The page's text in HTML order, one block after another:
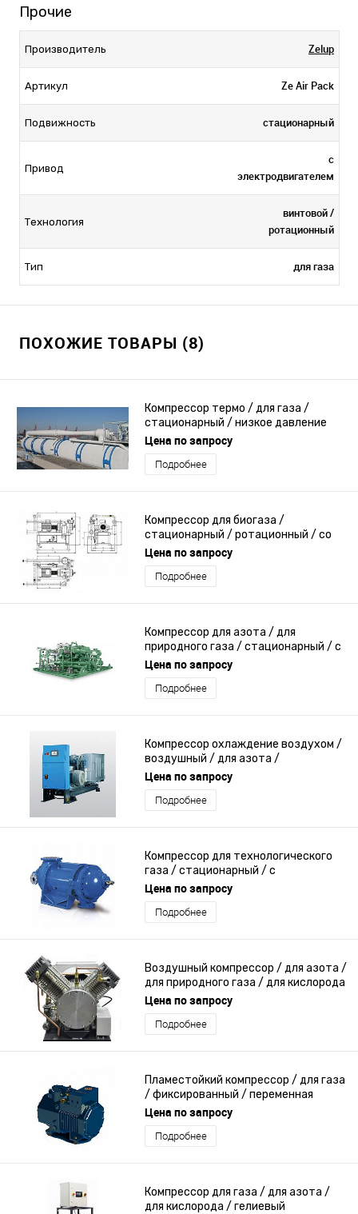
Прочие
Производитель Zelup
Артикул Ze Air Pack
Подвижность стационарный
Привод
с
электродвигателем
Технология
винтовой /
ротационный
Тип для газа
ПОХОЖИЕ ТОВАРЫ (8)
Компрессор термо / для газа /
стационарный / низкое давление
Цена по запросу
Подробнее
Компрессор для биогаза /
стационарный / ротационный / со
смазкой
Цена по запросу
Подробнее
Компрессор для азота / для
природного газа / стационарный / с
электродвигателем
Цена по запросу
Подробнее
Компрессор охлаждение воздухом /
воздушный / для азота /
стационарный
Цена по запросу
Подробнее
Компрессор для технологического
газа / стационарный / с
гидравлическим двигателем /
винтовой
Цена по запросу
Подробнее
Воздушный компрессор / для азота /
для природного газа / для кислорода
Цена по запросу
Подробнее
Пламестойкий компрессор / для газа
/ фиксированный / переменная
производительность
Цена по запросу
Подробнее
Компрессор для газа / для азота /
для кислорода / гелиевый